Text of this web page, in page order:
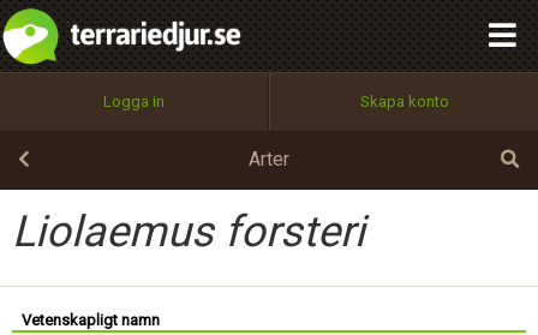
Logga in Skapa konto
Arter
Liolaemus forsteri
Vetenskapligt namn
Utför
100%
OK
integritetspolicy
Namn:
Epost:
Begär nytt lösenord
Tillbaka till förstasidan